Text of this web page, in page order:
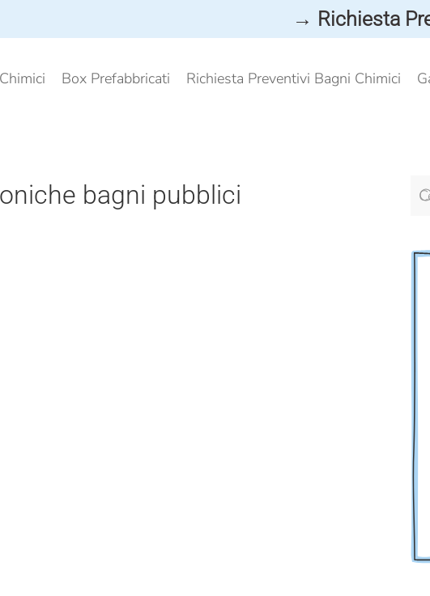
→ Richiesta
Box Prefabbricati Richiesta Preventivi Bagni Chimici
bagni pubblici